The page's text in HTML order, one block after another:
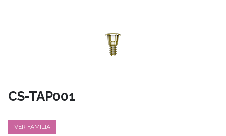
CS-TAP001
VER FAMILIA